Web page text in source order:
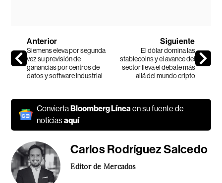
Anterior
Siemens eleva por segunda
vez su previsión de
ganancias por centros de
datos y software industrial
Siguiente
El dólar domina las
stablecoins y el avance del
sector lleva el debate más
allá del mundo cripto
ConviertaBloomberg Líneaen su fuente de
noticiasaquí
Carlos Rodríguez Salcedo
Editor de Mercados